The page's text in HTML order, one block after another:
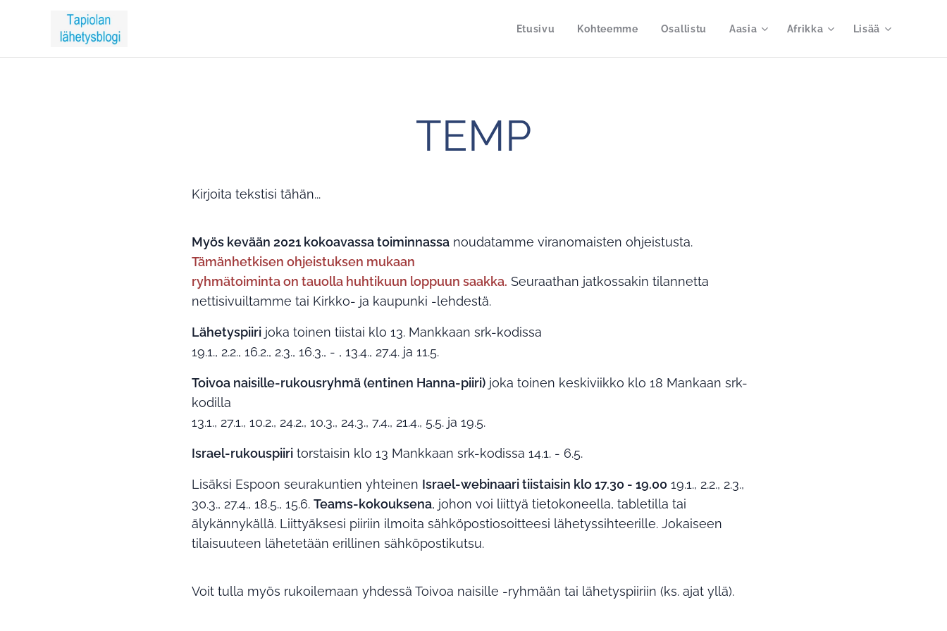
Etusivu Kohteemme Osallistu Aasia Afrikka Lisää
TEMP
Kirjoita tekstisi tähän...
Myös kevään 2021 kokoavassa toiminnassa noudatamme viranomaisten ohjeistusta.
Tämänhetkisen ohjeistuksen mukaan
ryhmätoiminta on tauolla huhtikuun loppuun saakka. Seuraathan jatkossakin tilannetta
nettisivuiltamme tai Kirkko- ja kaupunki -lehdestä.
Lähetyspiiri joka toinen tiistai klo 13. Mankkaan srk-kodissa
19.1., 2.2., 16.2., 2.3., 16.3., - , 13.4., 27.4. ja 11.5.
Toivoa naisille-rukousryhmä(entinen Hanna-piiri) joka toinen keskiviikko klo 18 Mankaan srk-
kodilla
13.1., 27.1., 10.2., 24.2., 10.3., 24.3., 7.4., 21.4., 5.5. ja 19.5.
Israel-rukouspiiri torstaisin klo 13 Mankkaan srk-kodissa 14.1. - 6.5.
Lisäksi Espoon seurakuntien yhteinen Israel-webinaaritiistaisin klo 17.30 - 19.00 19.1., 2.2., 2.3.,
30.3., 27.4., 18.5., 15.6. Teams-kokouksena, johon voi liittyä tietokoneella, tabletilla tai
älykännykällä. Liittyäksesi piiriin ilmoita sähköpostiosoitteesi lähetyssihteerille. Jokaiseen
tilaisuuteen lähetetään erillinen sähköpostikutsu.
Voit tulla myös rukoilemaan yhdessä Toivoa naisille -ryhmään tai lähetyspiiriin (ks. ajat yllä).